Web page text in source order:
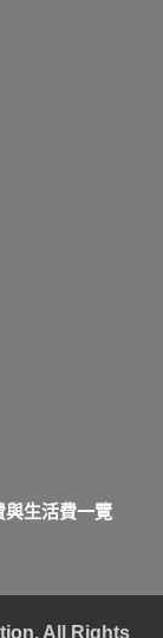
與生活費一覽
. All Rights